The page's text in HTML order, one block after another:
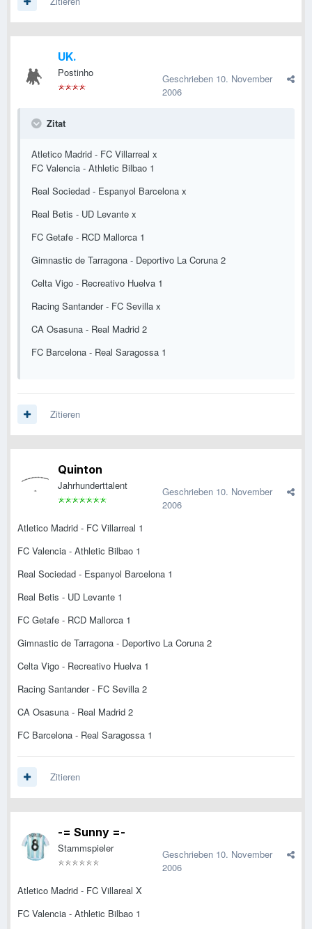
UK.
Postinho Geschrieben 10. November
2006
Zitat
Atletico Madrid - FC Villarreal x
FC Valencia - Athletic Bilbao 1
Real Sociedad - Espanyol Barcelona x
Real Betis - UD Levante x
FC Getafe - RCD Mallorca 1
Gimnastic de Tarragona - Deportivo La Coruna 2
Celta Vigo - Recreativo Huelva 1
Racing Santander - FC Sevilla x
CA Osasuna - Real Madrid 2
FC Barcelona - Real Saragossa 1
Zitieren
Quinton
Jahrhunderttalent Geschrieben 10. November
2006
Atletico Madrid - FC Villarreal 1
FC Valencia - Athletic Bilbao 1
Real Sociedad - Espanyol Barcelona 1
Real Betis - UD Levante 1
FC Getafe - RCD Mallorca 1
Gimnastic de Tarragona - Deportivo La Coruna 2
Celta Vigo - Recreativo Huelva 1
Racing Santander - FC Sevilla 2
CA Osasuna - Real Madrid 2
FC Barcelona - Real Saragossa 1
Zitieren
-= Sunny =-
Stammspieler Geschrieben 10. November
2006
Atletico Madrid - FC Villareal X
FC Valencia - Athletic Bilbao 1